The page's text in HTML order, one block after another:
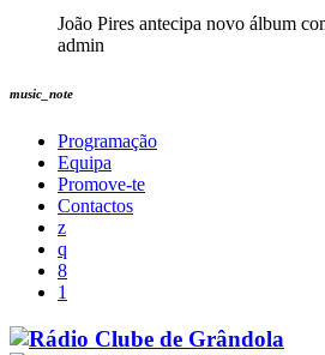
João Pires antecipa novo álbum
admin
music_note
Programação
Equipa
Promove-te
Contactos